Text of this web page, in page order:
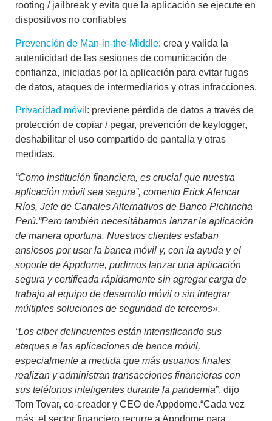
rooting / jailbreak y evita que la aplicación se ejecute en
dispositivos no confiables
Prevención de Man-in-the-Middle: crea y valida la
autenticidad de las sesiones de comunicación de
confianza, iniciadas por la aplicación para evitar fugas
de datos, ataques de intermediarios y otras infracciones.
Privacidad móvil : previene pérdida de datos a través de
protección de copiar / pegar, prevención de keylogger,
deshabilitar el uso compartido de pantalla y otras
medidas.
“Como institución financiera, es crucial que nuestra
aplicación móvil sea segura”, comento Erick Alencar
Ríos, Jefe de Canales Alternativos de Banco Pichincha
Perú.“Pero también necesitábamos lanzar la aplicación
de manera oportuna. Nuestros clientes estaban
ansiosos por usar la banca móvil y, con la ayuda y el
soporte de Appdome, pudimos lanzar una aplicación
segura y certificada rápidamente sin agregar carga de
trabajo al equipo de desarrollo móvil o sin integrar
múltiples soluciones de seguridad de terceros».
“Los ciber delincuentes están intensificando sus
ataques a las aplicaciones de banca móvil,
especialmente a medida que más usuarios finales
realizan y administran transacciones financieras con
sus teléfonos inteligentes durante la pandemia”, dijo
Tom Tovar, co-creador y CEO de Appdome.“Cada vez
más, el sector financiero recurre a Appdome para